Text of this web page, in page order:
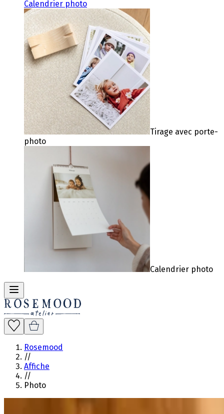
Calendrier photo
Tirage avec porte-
photo
Calendrier photo
Rosemood
//
Affiche
//
Photo